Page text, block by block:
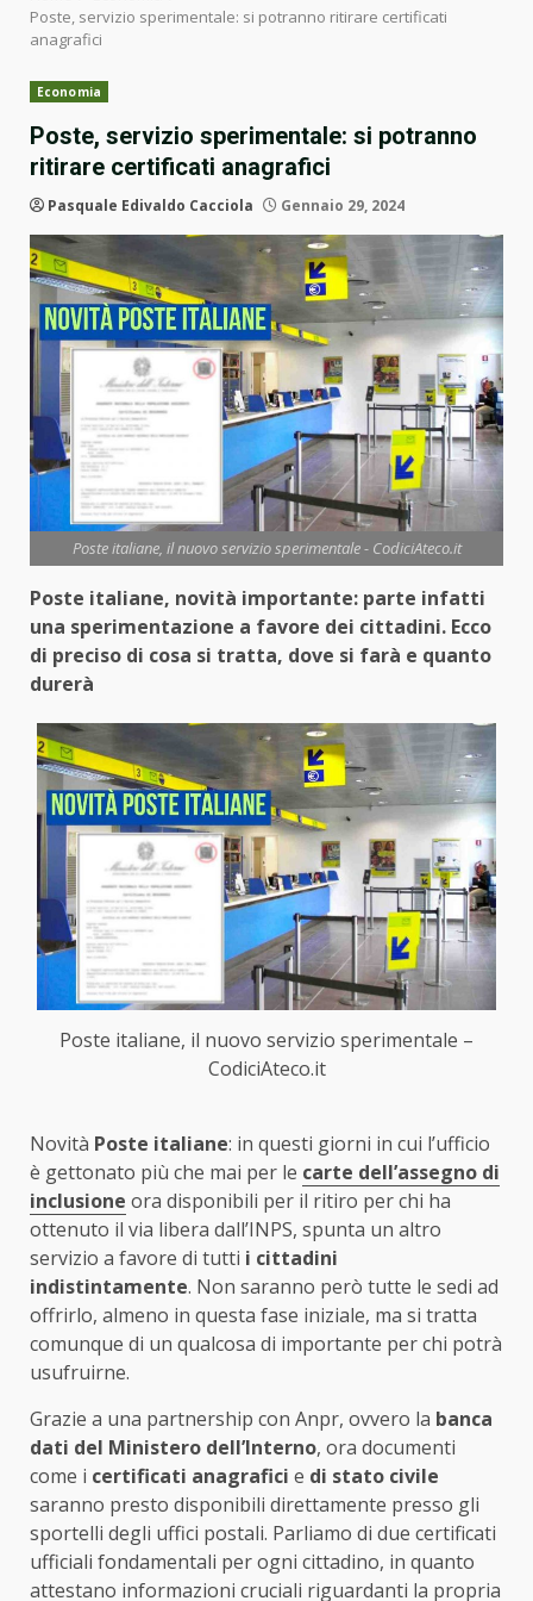
Poste, servizio sperimentale: si potranno ritirare certificati
anagrafici
Economia
Poste, servizio sperimentale: si potranno
ritirare certificati anagrafici
Pasquale Edivaldo Cacciola Gennaio 29, 2024
Poste italiane, il nuovo servizio sperimentale - CodiciAteco.it
Poste italiane, novità importante: parte infatti
una sperimentazione a favore dei cittadini. Ecco
di preciso di cosa si tratta, dove si farà e quanto
durerà
Poste italiane, il nuovo servizio sperimentale –
CodiciAteco.it
Novità Poste italiane: in questi giorni in cui l’ufficio
è gettonato più che mai per le carte dell’assegno di
inclusione ora disponibili per il ritiro per chi ha
ottenuto il via libera dall’INPS, spunta un altro
servizio a favore di tutti i cittadini
indistintamente. Non saranno però tutte le sedi ad
offrirlo, almeno in questa fase iniziale, ma si tratta
comunque di un qualcosa di importante per chi potrà
usufruirne.
Grazie a una partnership con Anpr, ovvero la banca
dati del Ministero dell’Interno, ora documenti
come i certificati anagrafici e di stato civile
saranno presto disponibili direttamente presso gli
sportelli degli uffici postali. Parliamo di due certificati
ufficiali fondamentali per ogni cittadino, in quanto
attestano informazioni cruciali riguardanti la propria